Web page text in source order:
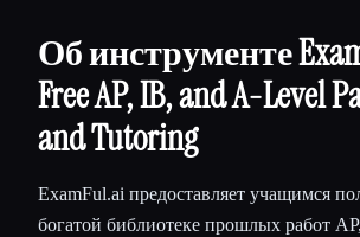
Об инструменте
Free AP, IB, and A-Level
and Tutoring
ExamFul.ai предоставляет учащимся
богатой библиотеке прошлых работ